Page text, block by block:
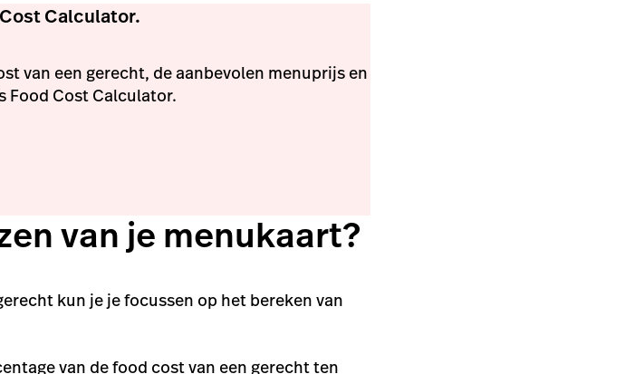
Calculator.
van een gerecht, de aanbevolen menuprijs en
Food Cost Calculator.
van je menukaart?
kun je je focussen op het bereken van
van de food cost van een gerecht ten